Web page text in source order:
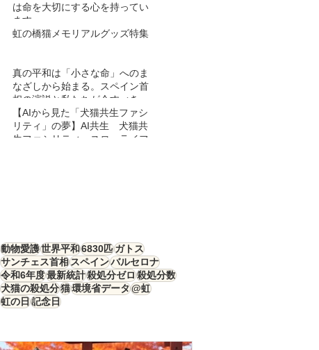
は命を大切にする心を持ってい
ます。
虹の橋猫メモリアルグッズ特集
真の平和は「小さな命」へのま
なざしから始まる。スペイン首
相の演説と私たちが今すべきこ
と【AIから見た「犬猫共生ファシ
リティ」の夢】AI共生 犬猫共
生ファシリティ スローライフ
動物愛護世界平和6830匹ガトス
サンチェス首相スペインバルセロナ
令和6年度最新統計殺処分ゼロ殺処分数
犬猫の殺処分猫環境省データ@虹
虹の日記念日